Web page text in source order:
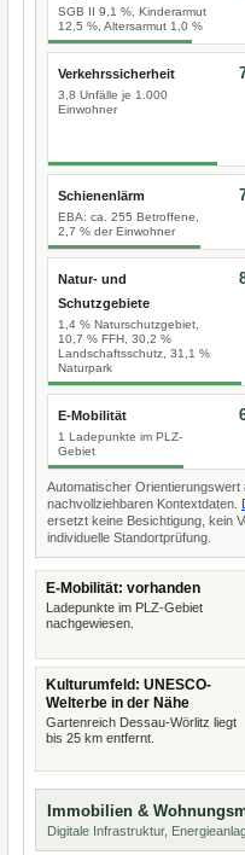
SGB II 9,1 %, Kinderarmut
12,5 %, Altersarmut 1,0 %
Verkehrssicherheit
3,8 Unfälle je 1.000
Einwohner
Schienenlärm
EBA: ca. 255 Betroffene,
2,7 % der Einwohner
Natur- und
Schutzgebiete
1,4 % Naturschutzgebiet,
10,7 % FFH, 30,2 %
Landschaftsschutz, 31,1 %
Naturpark
E-Mobilität
1 Ladepunkte im PLZ-
Gebiet
Automatischer Orientierungswert
nachvollziehbaren Kontextdaten.
ersetzt keine Besichtigung, kein
individuelle Standortprüfung.
E-Mobilität: vorhanden
Ladepunkte im PLZ-Gebiet
nachgewiesen.
Kulturumfeld: UNESCO-
Welterbe in der Nähe
Gartenreich Dessau-Wörlitz liegt
bis 25 km entfernt.
Immobilien &
Digitale Infrastruktur,